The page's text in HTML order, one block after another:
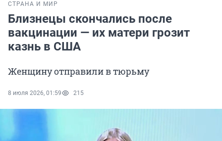
СТРАНА И МИР
Близнецы скончались после
вакцинации — их матери грозит
казнь в США
Женщину отправили в тюрьму
8 июля 2026, 01:59 215